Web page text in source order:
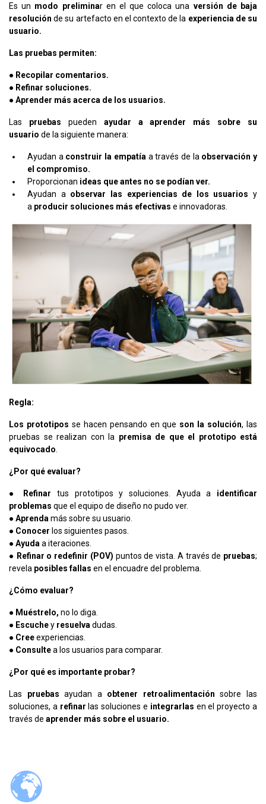
Es un modo preliminar en el que coloca una versión de baja
resolución de su artefacto en el contexto de la experiencia de su
usuario.
Las pruebas permiten:
● Recopilar comentarios.
● Refinar soluciones.
● Aprender más acerca de los usuarios.
Las pruebas pueden ayudar a aprender más sobre su
usuario de la siguiente manera:
Ayudan a construir la empatía a través de la observación y
el compromiso.
Proporcionan ideas que antes no se podían ver.
Ayudan a observar las experiencias de los usuarios y
a producir soluciones más efectivas e innovadoras.
Regla:
Los prototipos se hacen pensando en que son la solución, las
pruebas se realizan con la premisa de que el prototipo está
equivocado
¿Por qué evaluar?
● Refinar tus prototipos y soluciones. Ayuda a identificar
problemas que el equipo de diseño no pudo ver.
● Aprenda más sobre su usuario.
● Conocer los siguientes pasos.
● Ayuda a iteraciones.
● Refinar o redefinir (POV) puntos de vista. A través de pruebas;
revela posibles fallas en el encuadre del problema.
¿Cómo evaluar?
● Muéstrelo, no lo diga.
● Escuchey resuelva dudas.
● Creeexperiencias.
● Consultea los usuarios para comparar.
¿Por qué es importante probar?
Las pruebas ayudan a obtener retroalimentación sobre las
soluciones, a refinar las soluciones e integrarlas en el proyecto a
través de aprender más sobre el usuario.